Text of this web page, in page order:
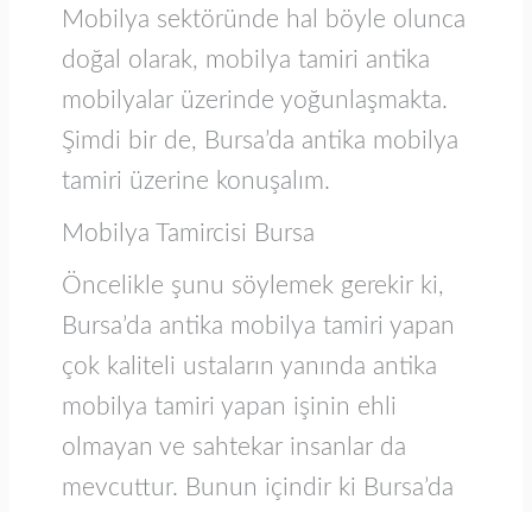
Mobilya sektöründe hal böyle olunca
doğal olarak, mobilya tamiri antika
mobilyalar üzerinde yoğunlaşmakta.
Şimdi bir de, Bursa’da antika mobilya
tamiri üzerine konuşalım.
Mobilya Tamircisi Bursa
Öncelikle şunu söylemek gerekir ki,
Bursa’da antika mobilya tamiri yapan
çok kaliteli ustaların yanında antika
mobilya tamiri yapan işinin ehli
olmayan ve sahtekar insanlar da
mevcuttur. Bunun içindir ki Bursa’da